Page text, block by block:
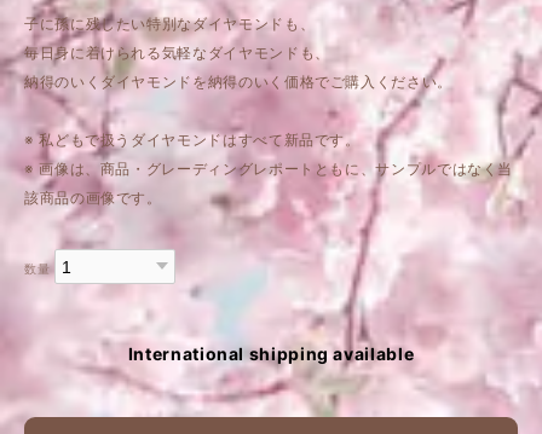
子に孫に残したい特別なダイヤモンドも、
毎日身に着けられる気軽なダイヤモンドも、
納得のいくダイヤモンドを納得のいく価格でご購入ください。
※ 私どもで扱うダイヤモンドはすべて新品です。
※ 画像は、商品・グレーディングレポートともに、サンプルではなく当
該商品の画像です。
数量
International shipping available